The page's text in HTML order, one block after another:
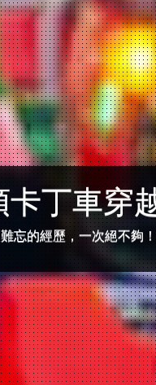
卡丁車穿
忘的經歷，一次絕不夠！